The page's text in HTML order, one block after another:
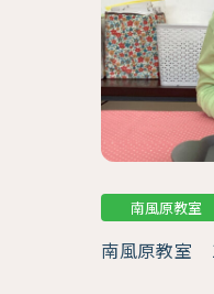
南風原教室
南風原教室